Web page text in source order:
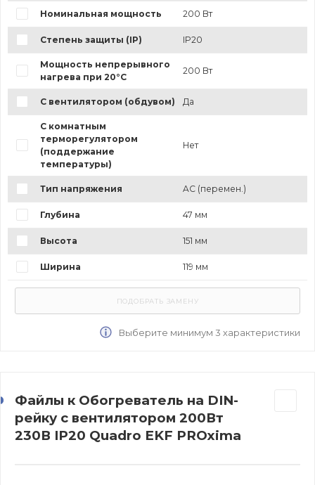
Номинальная мощность 200 Вт
Степень защиты (IP) IP20
Мощность непрерывного
нагрева при 20°C
200 Вт
С вентилятором (обдувом) Да
С комнатным
терморегулятором
(поддержание
температуры)
Нет
Тип напряжения AC (перемен.)
Глубина 47 мм
Высота 151 мм
Ширина 119 мм
Выберите минимум 3 характеристики
Файлы к Обогреватель на DIN-
рейку с вентилятором 200Вт
230В IP20 Quadro EKF PROxima